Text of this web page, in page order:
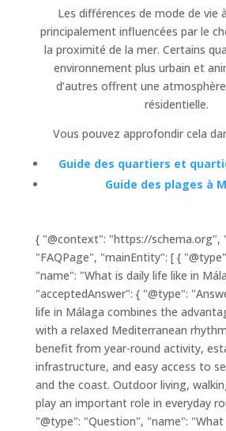
Les différences de mode de vie
principalement influencées par le
la proximité de la mer. Certains
environnement plus urbain et
d’autres offrent une
résidentielle.
Vous pouvez approfondir cela
Guide des quartiers et
Guide des plages à
{ "@context": "https://schema.org",
"FAQPage", "mainEntity": [ {
"name": "What is daily life like in
"acceptedAnswer": { "@type":
life in Málaga combines the
with a relaxed Mediterranean
benefit from year-round activity,
infrastructure, and easy access to
and the coast. Outdoor living,
play an important role in everyday
"@type": "Question", "name":